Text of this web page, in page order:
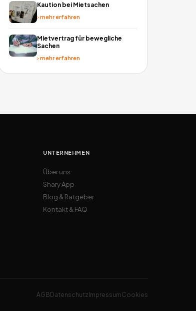
Kaution bei Mietsachen
›mehr erfahren
Mietvertrag für bewegliche
Sachen
›mehr erfahren
UNTERNEHMEN
Über uns
Shary App
Blog & Ratgeber
Kontakt & FAQ
AGB Datenschutz ImpressumCookies